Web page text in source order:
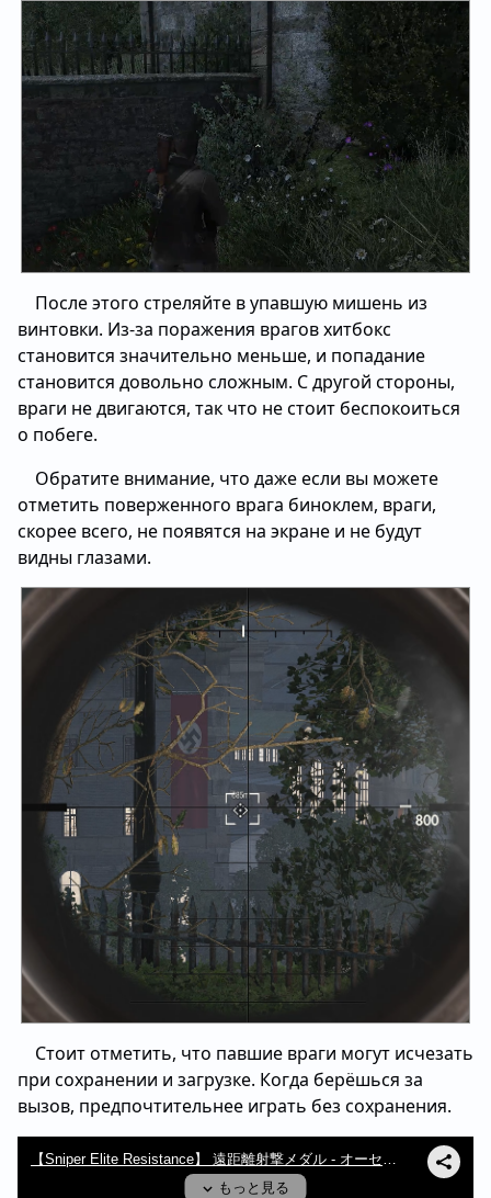
После этого стреляйте в упавшую мишень из
винтовки. Из-за поражения врагов хитбокс
становится значительно меньше, и попадание
становится довольно сложным. С другой стороны,
враги не двигаются, так что не стоит беспокоиться
о побеге.
Обратите внимание, что даже если вы можете
отметить поверженного врага биноклем, враги,
скорее всего, не появятся на экране и не будут
видны глазами.
Стоит отметить, что павшие враги могут исчезать
при сохранении и загрузке. Когда берёшься за
вызов, предпочтительнее играть без сохранения.